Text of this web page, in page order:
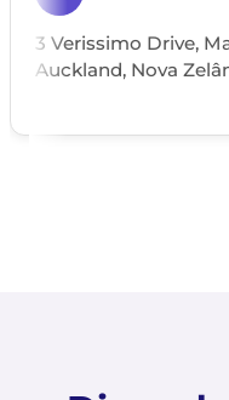
3 Verissimo Drive,
Auckland, Nova